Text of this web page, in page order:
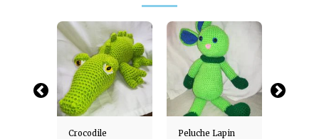
Crocodile
Peluche Lapin